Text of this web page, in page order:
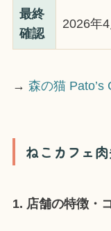
最終
確認
2026年
→ 森の猫 Pato’s
ねこカフェ
1. 店舗の特徴・